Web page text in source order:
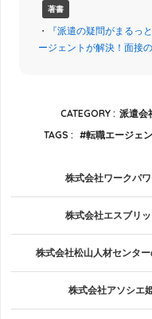
著書
・ 『派遣の疑問がまるっ
ージェントが解決！面接の
CATEGORY : 派遣会
TAGS :
転職エージェ
株式会社ワークパ
株式会社エスブリ
株式会社松山人材センタ
株式会社アソシエ